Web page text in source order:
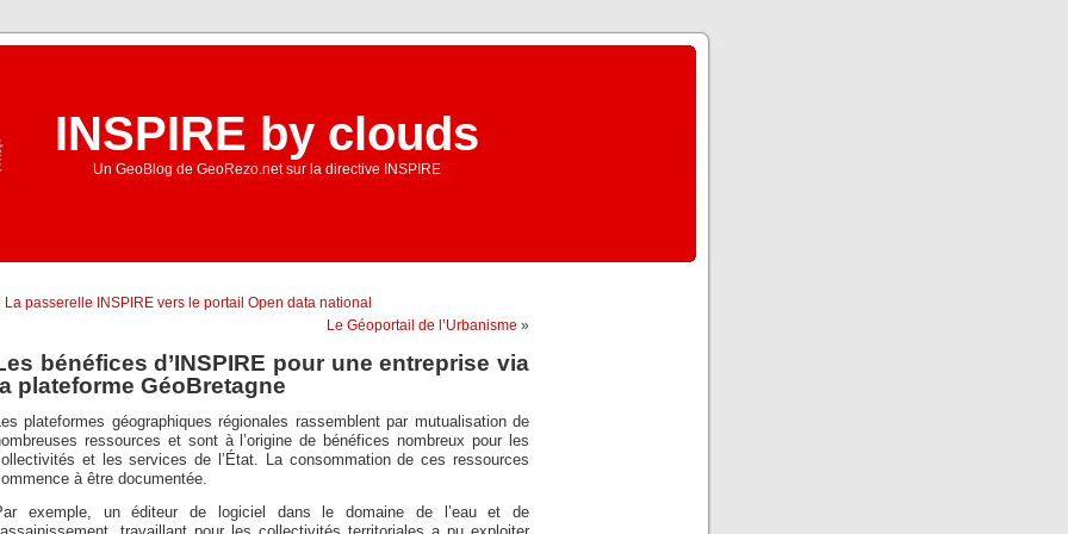
INSPIRE by clouds
Un GeoBlog de GeoRezo.net sur la directive INSPIRE
La passerelle INSPIRE vers le portail Open data national
Le Géoportail de l’Urbanisme »
bénéfices d’INSPIRE pour une entreprise via
plateforme GéoBretagne
plateformes géographiques régionales rassemblent par mutualisation de
ressources et sont à l’origine de bénéfices nombreux pour les
et les services de l’État. La consommation de ces ressources
à être documentée.
exemple, un éditeur de logiciel dans le domaine de l’eau et de